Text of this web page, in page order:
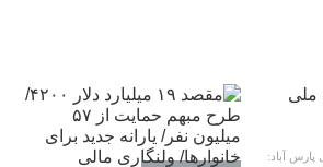
آباد: